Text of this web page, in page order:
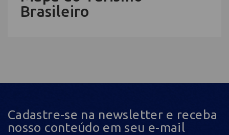
Brasileiro
Cadastre-se na newsletter e receba
nosso conteúdo em seu e-mail